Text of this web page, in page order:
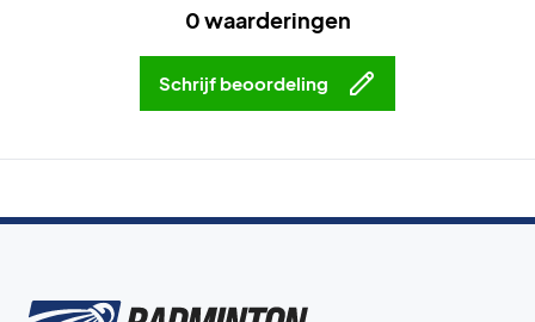
0 waarderingen
Schrijf beoordeling